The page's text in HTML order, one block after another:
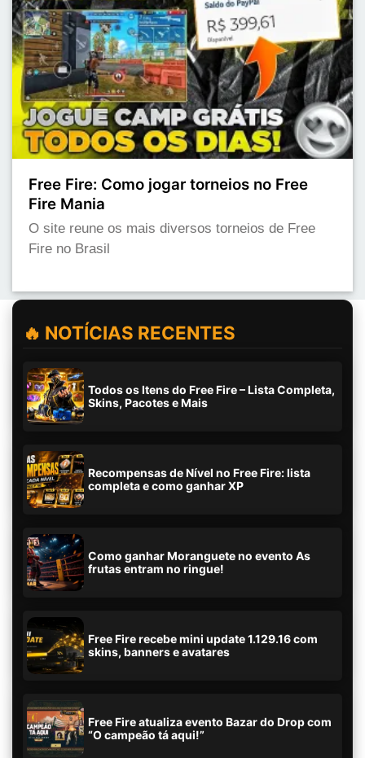
Free Fire: Como jogar torneios no Free
Fire Mania
O site reune os mais diversos torneios de Free
Fire no Brasil
🔥 NOTÍCIAS RECENTES
Todos os Itens do Free Fire – Lista Completa,
Skins, Pacotes e Mais
Recompensas de Nível no Free Fire: lista
completa e como ganhar XP
Como ganhar Moranguete no evento As
frutas entram no ringue!
Free Fire recebe mini update 1.129.16 com
skins, banners e avatares
Free Fire atualiza evento Bazar do Drop com
“O campeão tá aqui!”